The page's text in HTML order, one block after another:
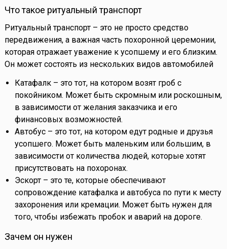
Что такое ритуальный транспорт
Ритуальный транспорт – это не просто средство
передвижения, а важная часть похоронной церемонии,
которая отражает уважение к усопшему и его близким.
Он может состоять из нескольких видов автомобилей
Катафалк – это тот, на котором возят гроб с
покойником. Может быть скромным или роскошным,
в зависимости от желания заказчика и его
финансовых возможностей.
Автобус – это тот, на котором едут родные и друзья
усопшего. Может быть маленьким или большим, в
зависимости от количества людей, которые хотят
присутствовать на похоронах.
Эскорт – это те, которые обеспечивают
сопровождение катафалка и автобуса по пути к месту
захоронения или кремации. Может быть нужен для
того, чтобы избежать пробок и аварий на дороге.
Зачем он нужен